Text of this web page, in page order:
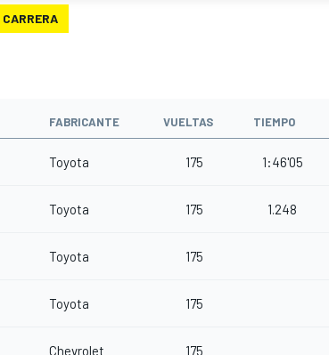
CARRERA
FABRICANTE VUELTAS TIEMPO
Toyota 175 1:46'05
Toyota 175 1.248
Toyota 175
Toyota 175
Chevrolet 175